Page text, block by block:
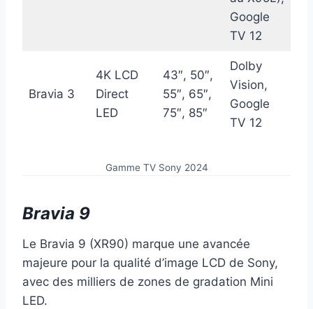
Google
TV 12
Bravia 3
4K LCD
Direct
LED
43″, 50″,
55″, 65″,
75″, 85″
Dolby
Vision,
Google
TV 12
Gamme TV Sony 2024
Bravia 9
Le Bravia 9 (XR90) marque une avancée
majeure pour la qualité d’image LCD de Sony,
avec des milliers de zones de gradation Mini
LED.